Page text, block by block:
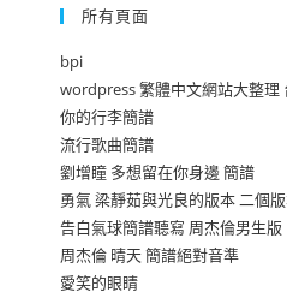
所有頁面
bpi
wordpress 繁體中文網站大整理
你的行李簡譜
流行歌曲簡譜
劉增瞳 多想留在你身邊 簡譜
勇氣 梁靜茹與光良的版本 二個
告白氣球簡譜聽寫 周杰倫男生版
周杰倫 晴天 簡譜絕對音準
愛笑的眼睛